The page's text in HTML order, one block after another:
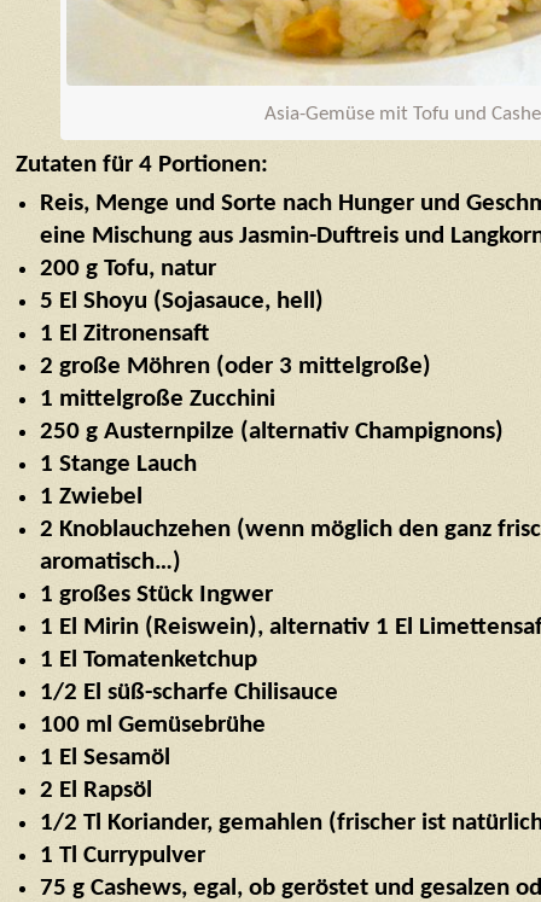
Asia-Gemüse mit Tofu und
Zutaten für 4 Portionen:
Reis, Menge und Sorte nach Hunger und
eine Mischung aus Jasmin-Duftreis und
200 g Tofu, natur
5 El Shoyu (Sojasauce, hell)
1 El Zitronensaft
2 große Möhren (oder 3 mittelgroße)
1 mittelgroße Zucchini
250 g Austernpilze (alternativ Champignons)
1 Stange Lauch
1 Zwiebel
2 Knoblauchzehen (wenn möglich den ganz
aromatisch…)
1 großes Stück Ingwer
1 El Mirin (Reiswein), alternativ 1 El
1 El Tomatenketchup
1/2 El süß-scharfe Chilisauce
100 ml Gemüsebrühe
1 El Sesamöl
2 El Rapsöl
1/2 Tl Koriander, gemahlen (frischer ist
1 Tl Currypulver
75 g Cashews, egal, ob geröstet und gesalzen